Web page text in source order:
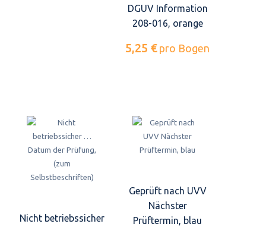
DGUV Information
208-016, orange
5,25 € pro Bogen
Nicht betriebssicher
Geprüft nach UVV
Nächster
Prüftermin, blau